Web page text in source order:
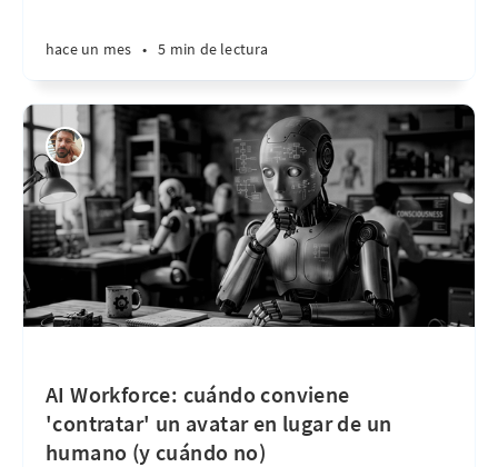
hace un mes • 5 min de lectura
AI Workforce: cuándo conviene
'contratar' un avatar en lugar de un
humano (y cuándo no)